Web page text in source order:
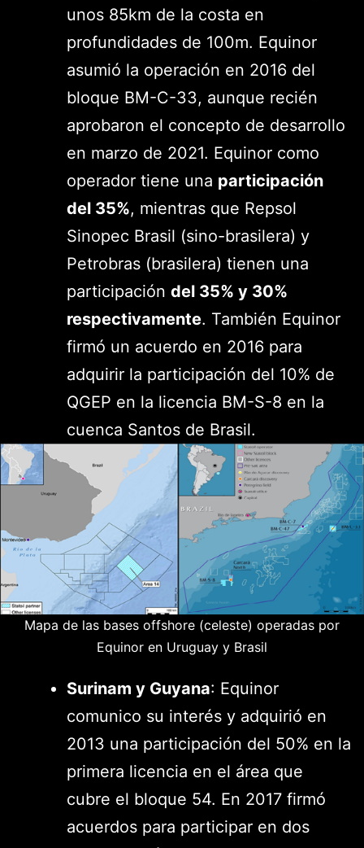
unos 85km de la costa en
profundidades de 100m. Equinor
asumió la operación en 2016 del
bloque BM-C-33, aunque recién
aprobaron el concepto de desarrollo
en marzo de 2021. Equinor como
operador tiene una participación
del 35%, mientras que Repsol
Sinopec Brasil (sino-brasilera) y
Petrobras (brasilera) tienen una
participación del 35% y 30%
respectivamente. También Equinor
firmó un acuerdo en 2016 para
adquirir la participación del 10% de
QGEP en la licencia BM-S-8 en la
cuenca Santos de Brasil.
Mapa de las bases offshore (celeste) operadas por
Equinor en Uruguay y Brasil
Surinam y Guyana: Equinor
comunico su interés y adquirió en
2013 una participación del 50% en la
primera licencia en el área que
cubre el bloque 54. En 2017 firmó
acuerdos para participar en dos